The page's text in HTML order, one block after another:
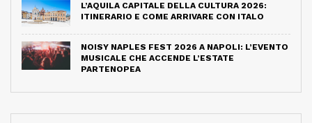
L’AQUILA CAPITALE DELLA CULTURA 2026:
ITINERARIO E COME ARRIVARE CON ITALO
NOISY NAPLES FEST 2026 A NAPOLI: L’EVENTO
MUSICALE CHE ACCENDE L’ESTATE
PARTENOPEA